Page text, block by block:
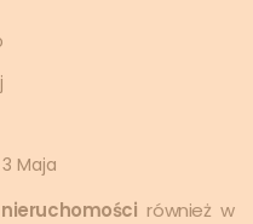
Maja
również w